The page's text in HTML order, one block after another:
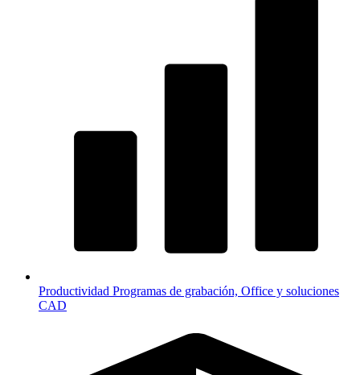
Productividad Programas de grabación, Office y soluciones
CAD